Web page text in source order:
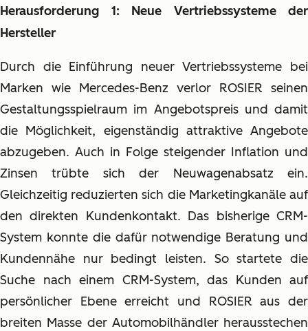
Herausforderung 1: Neue Vertriebssysteme der
Hersteller
Durch die Einführung neuer Vertriebssysteme bei
Marken wie Mercedes-Benz verlor ROSIER seinen
Gestaltungsspielraum im Angebotspreis und damit
die Möglichkeit, eigenständig attraktive Angebote
abzugeben. Auch in Folge steigender Inflation und
Zinsen trübte sich der Neuwagenabsatz ein.
Gleichzeitig reduzierten sich die Marketingkanäle auf
den direkten Kundenkontakt. Das bisherige CRM-
System konnte die dafür notwendige Beratung und
Kundennähe nur bedingt leisten. So startete die
Suche nach einem CRM-System, das Kunden auf
persönlicher Ebene erreicht und ROSIER aus der
breiten Masse der Automobilhändler herausstechen